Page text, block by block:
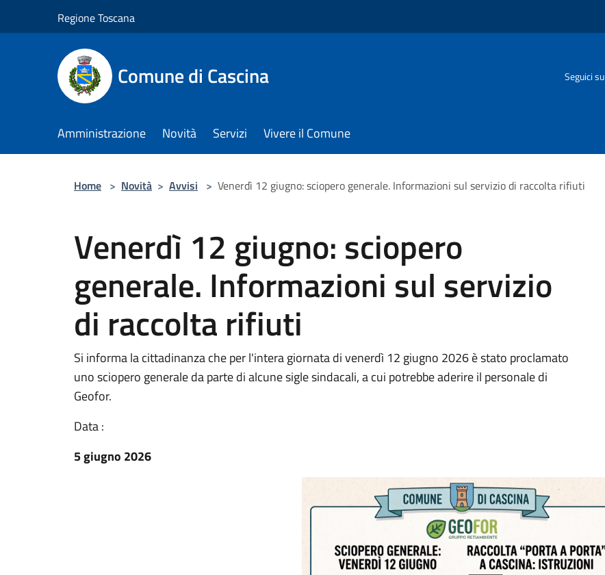
Regione Toscana
Comune di Cascina Seguici su
Amministrazione Novità Servizi Vivere il Comune
Home > Novità > Avvisi > Venerdì 12 giugno: sciopero generale. Informazioni sul servizio di raccolta rifiuti
Venerdì 12 giugno: sciopero
generale. Informazioni sul servizio
di raccolta rifiuti
Si informa la cittadinanza che per l'intera giornata di venerdì 12 giugno 2026 è stato proclamato
uno sciopero generale da parte di alcune sigle sindacali, a cui potrebbe aderire il personale di
Geofor.
Data :
5 giugno 2026